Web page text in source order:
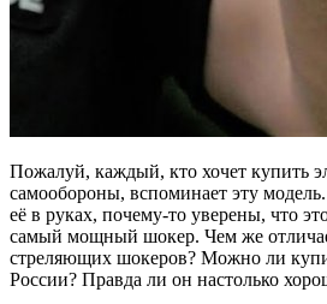
Пожалуй, каждый, кто хочет купить
самообороны, вспоминает эту
её в руках, почему-то уверены, что
самый мощный шокер. Чем же
стреляющих шокеров? Можно ли
России? Правда ли он настолько